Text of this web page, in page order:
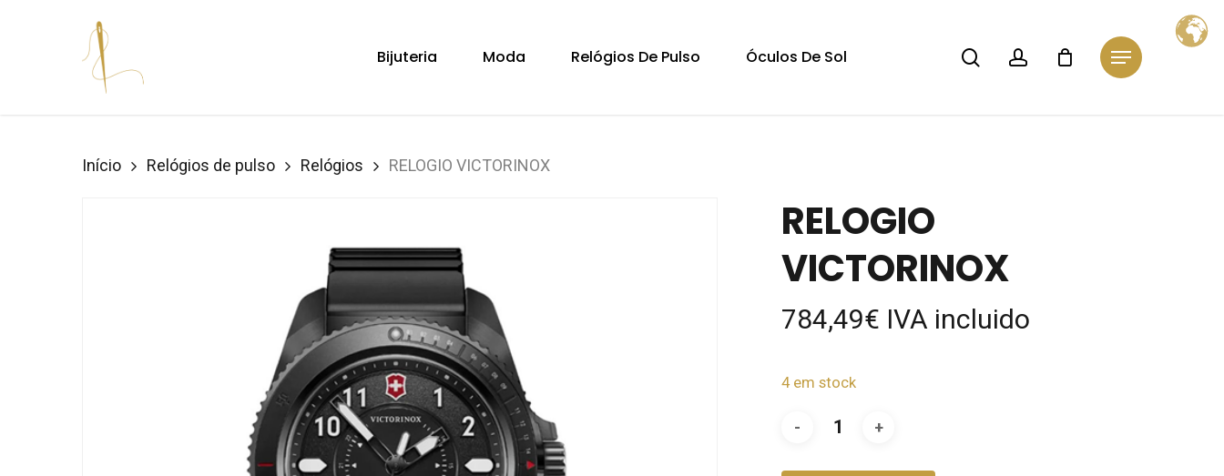
Hit enter to search or ESC to close
Bijuteria Moda Relógios De Pulso Óculos De Sol searchaccount Menu
Cart Close
Início Relógios de pulso Relógios RELOGIO VICTORINOX
RELOGIO
VICTORINOX
784,49€ IVA incluido
4 em stock